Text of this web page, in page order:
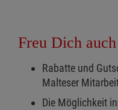
Freu Dich
Rabatte und
Malteser
Die Möglichkeit